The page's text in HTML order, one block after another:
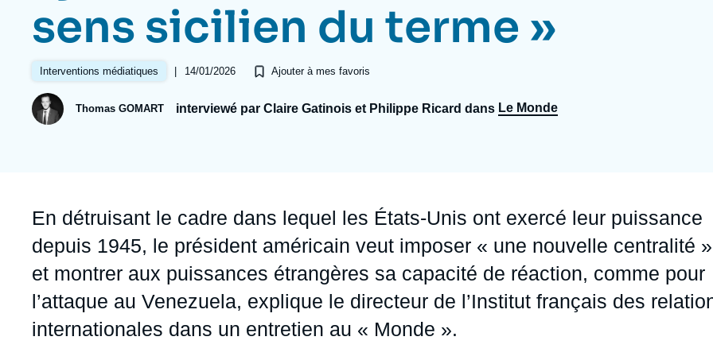
Partenariats et réseaux
Ramses
Intelligence artificielle
OTAN
Europe
Jeudi 17 septembre 2026 17:30
sens sicilien du terme »
Interventions médiatiques | 14/01/2026 Ajouter à mes favoris
Thomas GOMART interviewé par Claire Gatinois et Philippe Ricard dans Le Monde
Accroche
En détruisant le cadre dans lequel les États-Unis ont exercé leur puissance
depuis 1945, le président américain veut imposer « une nouvelle centralité
et montrer aux puissances étrangères sa capacité de réaction, comme pour
l’attaque au Venezuela, explique le directeur de l’Institut français des
internationales dans un entretien au « Monde ».